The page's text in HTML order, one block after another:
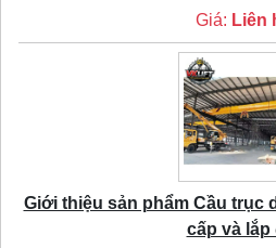
Giá: Liên
Giới thiệu sản phẩm Cầu trục
cấp và lắp